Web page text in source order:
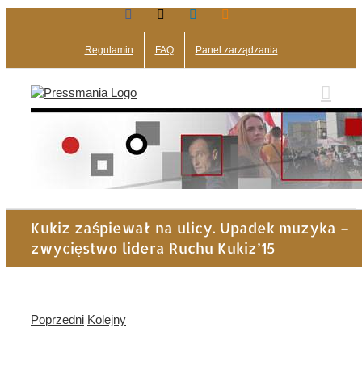
do
Facebook LinkedIn
Regulamin FAQ Panel zarządzania
Kukiz zaśpiewał na ulicy. Upadek muzyka –
zwycięstwo lidera Ruchu Kukiz’15
Poprzedni Kolejny